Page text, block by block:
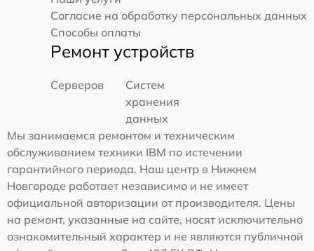
Согласие на обработку персональных данных
Способы оплаты
Ремонт устройств
Серверов
Систем
хранения
данных
Мы занимаемся ремонтом и техническим
обслуживанием техники IBM по истечении
гарантийного периода. Наш центр в Нижнем
Новгороде работает независимо и не имеет
официальной авторизации от производителя. Цены
на ремонт, указанные на сайте, носят исключительно
ознакомительный характер и не являются публичной